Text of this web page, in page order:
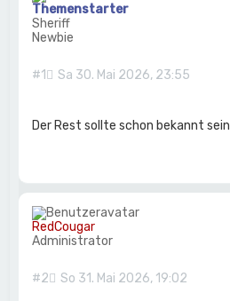
Themenstarter
Sheriff
Newbie
#1 Sa 30. Mai 2026, 23:55
Der Rest sollte schon bekannt sein
RedCougar
Administrator
#2 So 31. Mai 2026, 19:02